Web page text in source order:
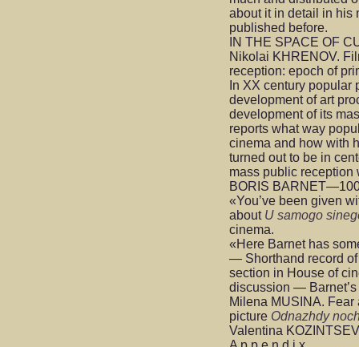
about it in detail in his
published before.
IN THE SPACE OF
Nikolai KHRENOV.
reception: epoch of
In XX century popular
development of art
development of its
reports what way
cinema and how with
turned out to be in
mass public reception
BORIS
«You’ve been given
about U samogo
cinema.
«Here Barnet has
— Shorthand record
section in House of
discussion —
Milena MUSINA. Fear
picture Odnazhdy
Valentina